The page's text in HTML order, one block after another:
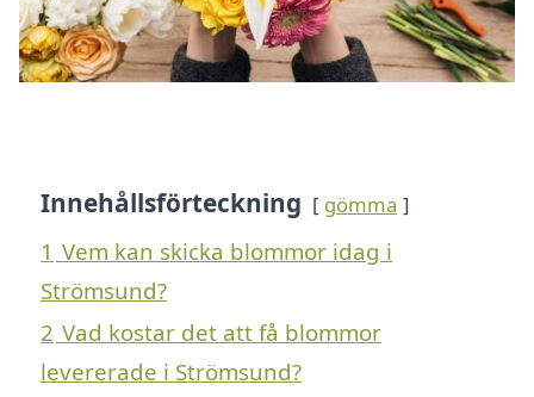
Innehållsförteckning gömma
1 Vem kan skicka blommor idag i
Strömsund?
2 Vad kostar det att få blommor
levererade i Strömsund?